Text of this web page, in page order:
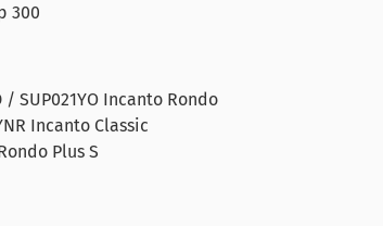
300
/ SUP021YO Incanto Rondo
Incanto Classic
Plus S